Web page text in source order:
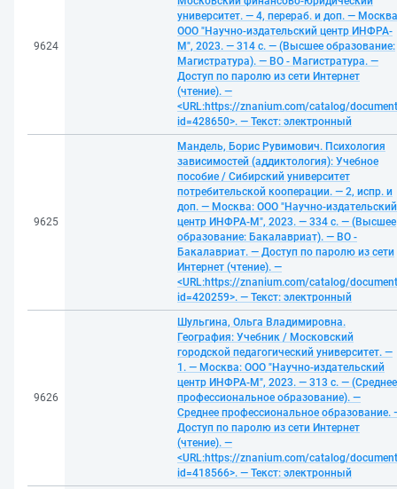
9624
университет. — 4, перераб. и доп. —
ООО "Научно-издательский центр ИНФРА-
М", 2023. — 314 с. — (Высшее образование:
Магистратура). — ВО - Магистратура. —
Доступ по паролю из сети Интернет
(чтение). —
<URL:https://znanium.com/catalog/
id=428650>. — Текст: электронный
9625
Мандель, Борис Рувимович. Психология
зависимостей (аддиктология): Учебное
пособие / Сибирский университет
потребительской кооперации. — 2, испр. и
доп. — Москва: ООО "Научно-издательский
центр ИНФРА-М", 2023. — 334 с. — (Высшее
образование: Бакалавриат). — ВО -
Бакалавриат. — Доступ по паролю из сети
Интернет (чтение). —
<URL:https://znanium.com/catalog/
id=420259>. — Текст: электронный
9626
Шульгина, Ольга Владимировна.
География: Учебник / Московский
городской педагогический университет. —
1. — Москва: ООО "Научно-издательский
центр ИНФРА-М", 2023. — 313 с. — (Среднее
профессиональное образование). —
Среднее профессиональное образование.
Доступ по паролю из сети Интернет
(чтение). —
<URL:https://znanium.com/catalog/
id=418566>. — Текст: электронный